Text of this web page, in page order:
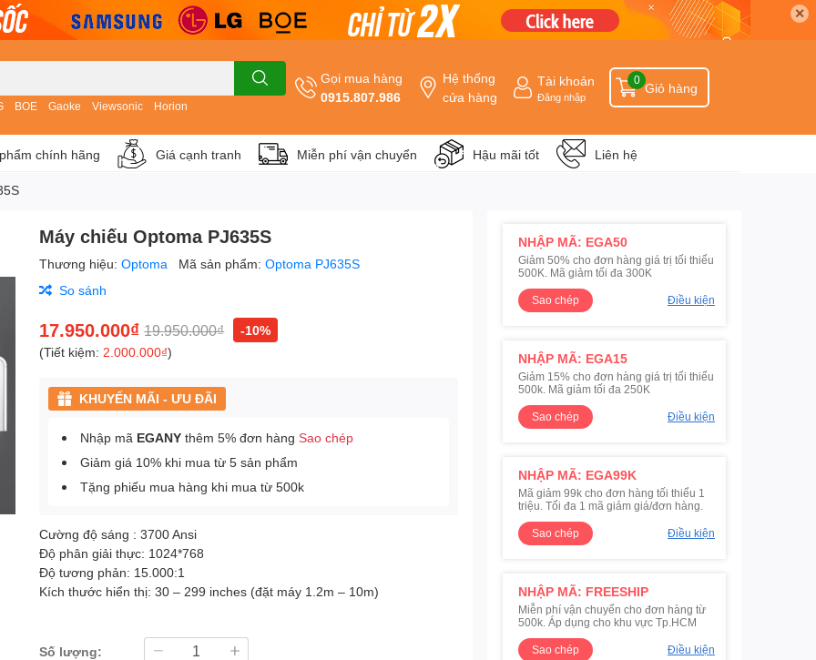
✕
BOE Gaoke Viewsonic Horion
Gọi mua hàng
0915.807.986
Hệ thống
cửa hàng
Tài khoản
Đăng nhập
Giỏ hàng
0
chính hãng Giá cạnh tranh Miễn phí vận chuyển Hậu mãi tốt Liên hệ
Máy chiếu Optoma PJ635S
Thương hiệu:Optoma Mã sản phẩm:Optoma PJ635S
So sánh
17.950.000₫ 19.950.000₫
-10%
(Tiết kiệm: 2.000.000₫)
KHUYẾN MÃI - ƯU ĐÃI
Nhập mã EGANY thêm 5% đơn hàngSao chép
Giảm giá 10% khi mua từ 5 sản phẩm
Tặng phiếu mua hàng khi mua từ 500k
Cường độ sáng : 3700 Ansi
Độ phân giải thực: 1024*768
Độ tương phản: 15.000:1
Kích thước hiển thị: 30 – 299 inches (đặt máy 1.2m – 10m)
Số lượng:
NHẬP MÃ: EGA50
Giảm 50% cho đơn hàng giá trị tối thiểu
500K. Mã giảm tối đa 300K
Sao chép
Điều kiện
NHẬP MÃ: EGA15
Giảm 15% cho đơn hàng giá trị tối thiểu
500k. Mã giảm tối đa 250K
Sao chép
Điều kiện
NHẬP MÃ: EGA99K
Mã giảm 99k cho đơn hàng tối thiểu 1
triệu. Tối đa 1 mã giảm giá/đơn hàng.
Sao chép
Điều kiện
NHẬP MÃ: FREESHIP
Miễn phí vận chuyển cho đơn hàng từ
500k. Áp dụng cho khu vực Tp.HCM
Sao chép
Điều kiện